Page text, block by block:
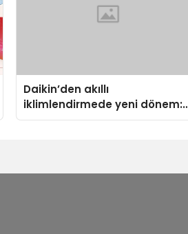
Daikin’den akıllı
iklimlendirmede yeni dönem:
Madoka Plus Türkiye’de